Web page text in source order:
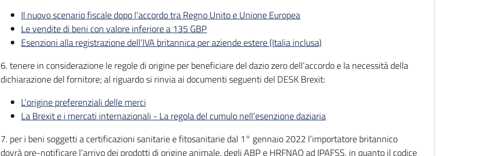
Il nuovo scenario fiscale dopo l’accordo tra Regno Unito e Unione Europea
Le vendite di beni con valore inferiore a 135 GBP
Esenzioni alla registrazione dell’IVA britannica per aziende estere (Italia inclusa)
6. tenere in considerazione le regole di origine per beneficiare del dazio zero dell’accordo e la necessità della
dichiarazione del fornitore; al riguardo si rinvia ai documenti seguenti del DESK Brexit:
L’origine preferenziali delle merci
La Brexit e i mercati internazionali - La regola del cumulo nell’esenzione daziaria
7. per i beni soggetti a certificazioni sanitarie e fitosanitarie dal 1° gennaio 2022 l’importatore britannico
dovrà pre-notificare l’arrivo dei prodotti di origine animale, degli ABP e HRFNAO ad IPAFSS, in quanto il codice